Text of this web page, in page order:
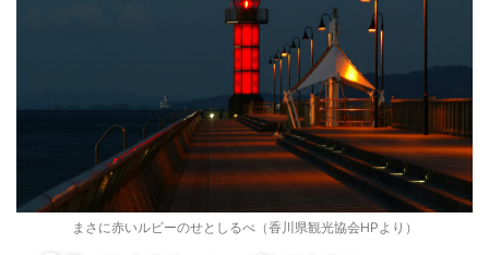
まさに赤いルビーのせとしるべ（香川県観光協会HPより）